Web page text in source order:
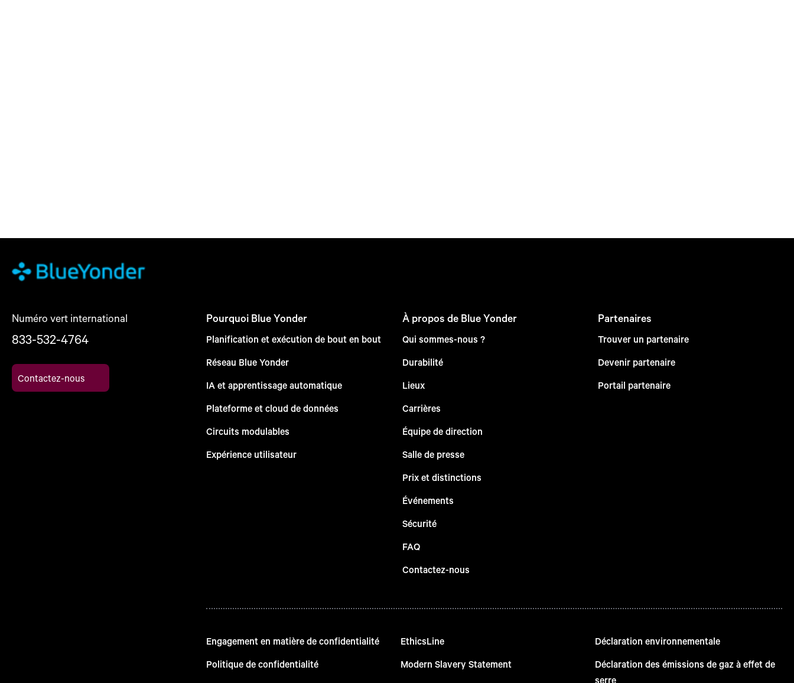
Numéro vert international
833-532-4764
Contactez-nous
Pourquoi Blue Yonder
Planification et exécution de bout en bout
Réseau Blue Yonder
IA et apprentissage automatique
Plateforme et cloud de données
Circuits modulables
Expérience utilisateur
À propos de Blue Yonder
Qui sommes-nous ?
Durabilité
Lieux
Carrières
Équipe de direction
Salle de presse
Prix et distinctions
Événements
Sécurité
FAQ
Contactez-nous
Partenaires
Trouver un partenaire
Devenir partenaire
Portail partenaire
Engagement en matière de confidentialité
Politique de confidentialité
EthicsLine
Modern Slavery Statement
Déclaration environnementale
Déclaration des émissions de gaz à effet de
serre